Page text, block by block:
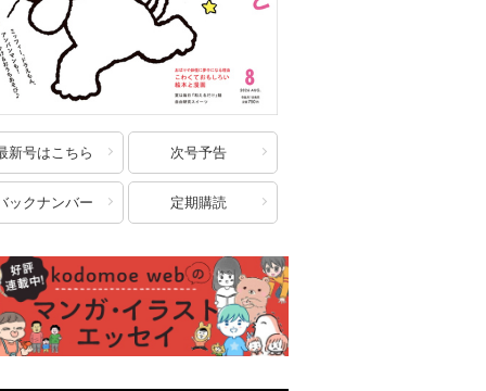
新号はこちら 次号予告
ックナンバー 定期購読